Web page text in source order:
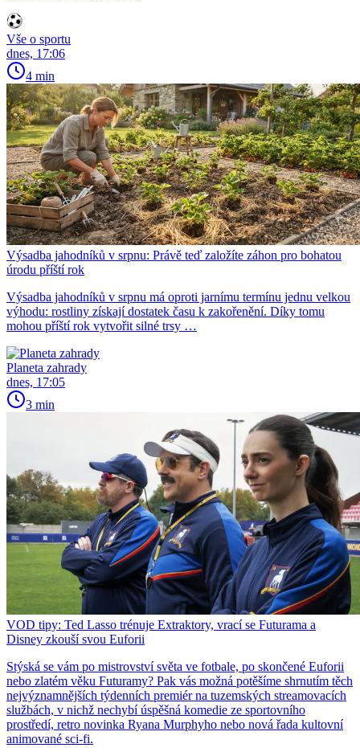
Vše o sportu
dnes, 17:06
4 min
Výsadba jahodníků v srpnu: Právě teď založíte záhon pro bohatou
úrodu příští rok
Výsadba jahodníků v srpnu má oproti jarnímu termínu jednu velkou
výhodu: rostliny získají dostatek času k zakořenění. Díky tomu
mohou příští rok vytvořit silné trsy …
Planeta zahrady
dnes, 17:05
3 min
VOD tipy: Ted Lasso trénuje Extraktory, vrací se Futurama a
Disney zkouší svou Euforii
Stýská se vám po mistrovství světa ve fotbale, po skončené Euforii
nebo zlatém věku Futuramy? Pak vás možná potěšíme shrnutím těch
nejvýznamnějších týdenních premiér na tuzemských streamovacích
službách, v nichž nechybí úspěšná komedie ze sportovního
prostředí, retro novinka Ryana Murphyho nebo nová řada kultovní
animované sci-fi.